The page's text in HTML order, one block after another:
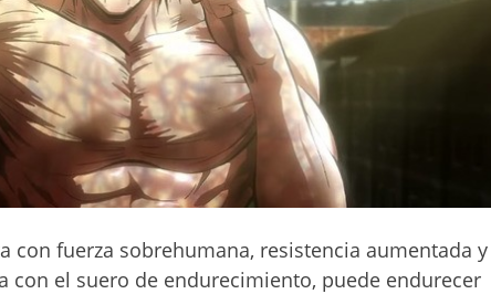
con fuerza sobrehumana, resistencia aumentada y
con el suero de endurecimiento, puede endurecer